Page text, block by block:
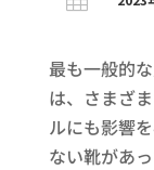
最も一般的
は、さまざ
ルにも影響
ない靴があ